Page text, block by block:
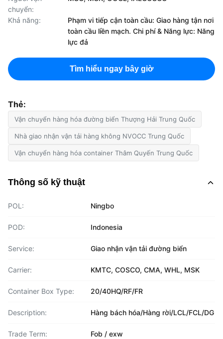
chuyển:
Khả năng:
Phạm vi tiếp cận toàn cầu: Giao hàng tận nơi
toàn cầu liền mạch. Chi phí & Năng lực: Năng
lực đả
Tìm hiểu ngay bây giờ
Thẻ:
Vận chuyển hàng hóa đường biển Thượng Hải Trung Quốc
Nhà giao nhận vận tải hàng không NVOCC Trung Quốc
Vận chuyển hàng hóa container Thâm Quyến Trung Quốc
Thông số kỹ thuật
POL: Ningbo
POD: Indonesia
Service: Giao nhận vận tải đường biển
Carrier: KMTC, COSCO, CMA, WHL, MSK
Container Box Type: 20/40HQ/RF/FR
Description: Hàng bách hóa/Hàng rời/LCL/FCL/DG
Trade Term: Fob / exw